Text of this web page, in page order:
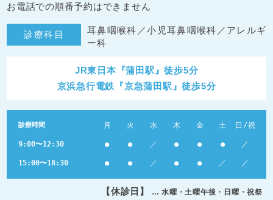
お電話での順番予約はできません
診療科目
耳鼻咽喉科／小児耳鼻咽喉科／アレルギ
ー科
JR東日本『蒲田駅』徒歩5分
京浜急行電鉄『京急蒲田駅』徒歩5分
診療時間 月 火 水 木 金 土 日/祝
9:00〜12:30 ● ● ／ ● ● ● ／
15:00〜18:30 ● ● ／ ● ● ／ ／
【休診日】 … 水曜・土曜午後・日曜・祝祭